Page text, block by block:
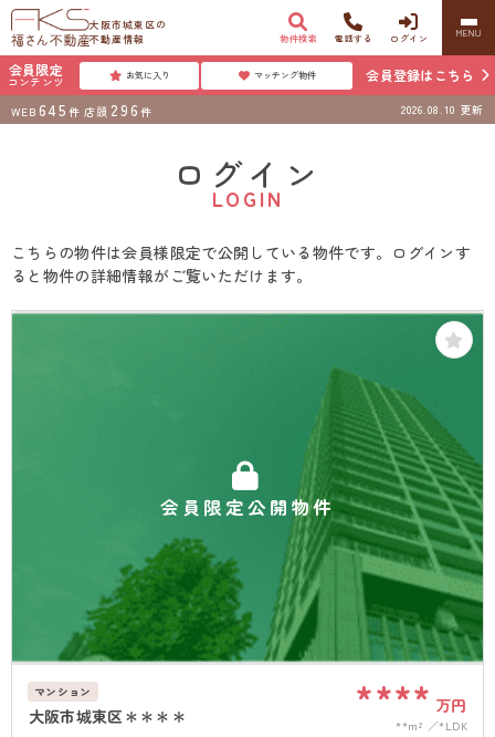
大阪市城東区の
不動産情報
物件検索 電話する ログイン MENU
会員限定
コンテンツ お気に入り マッチング物件 会員登録はこちら
WEB 645 件 店頭 296 件 2026.08.10 更新
ログイン
LOGIN
こちらの物件は会員様限定で公開している物件です。ログインす
ると物件の詳細情報がご覧いただけます。
会員限定公開物件
マンション
大阪市城東区＊＊＊＊ **** 万円
**m² *LDK